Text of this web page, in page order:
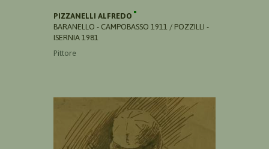
PIZZANELLI ALFREDO
BARANELLO - CAMPOBASSO 1911 / POZZILLI -
ISERNIA 1981
Pittore